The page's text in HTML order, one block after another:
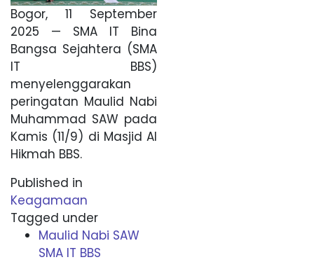
Bogor, 11 September
2025 — SMA IT Bina
Bangsa Sejahtera (SMA
IT BBS)
menyelenggarakan
peringatan Maulid Nabi
Muhammad SAW pada
Kamis (11/9) di Masjid Al
Hikmah BBS.
Published in
Keagamaan
Tagged under
Maulid Nabi SAW
SMA IT BBS